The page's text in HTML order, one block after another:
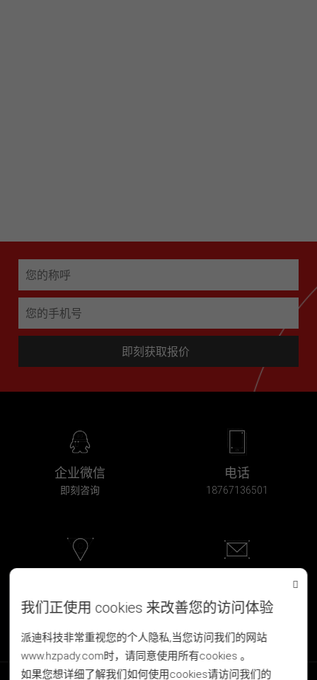
即刻获取报价
企业微信
即刻咨询
电话
18767136501
北软科创大厦2F-203 pd@hzpady.com
我们正使用 cookies 来改善您的访问体验
派迪科技非常重视您的个人隐私,当您访问我们的网站
www.hzpady.com时，请同意使用所有cookies 。
如果您想详细了解我们如何使用cookies请访问我们的